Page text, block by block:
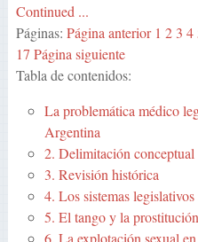
Continued ...
Páginas: Página anterior 1 2 3 4
17 Página siguiente
Tabla de contenidos:
La problemática médico
Argentina
2. Delimitación conceptual
3. Revisión histórica
4. Los sistemas
5. El tango y la prostitución
6. La explotación sexual